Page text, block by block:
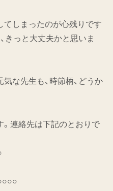
てしまったのが心残りです
きっと大丈夫かと思いま
な先生も、時節柄、どうか
連絡先は下記のとおりで